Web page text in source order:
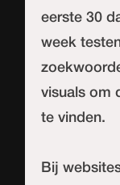
eerste 30
week
visuals om
te vinden.
Bij